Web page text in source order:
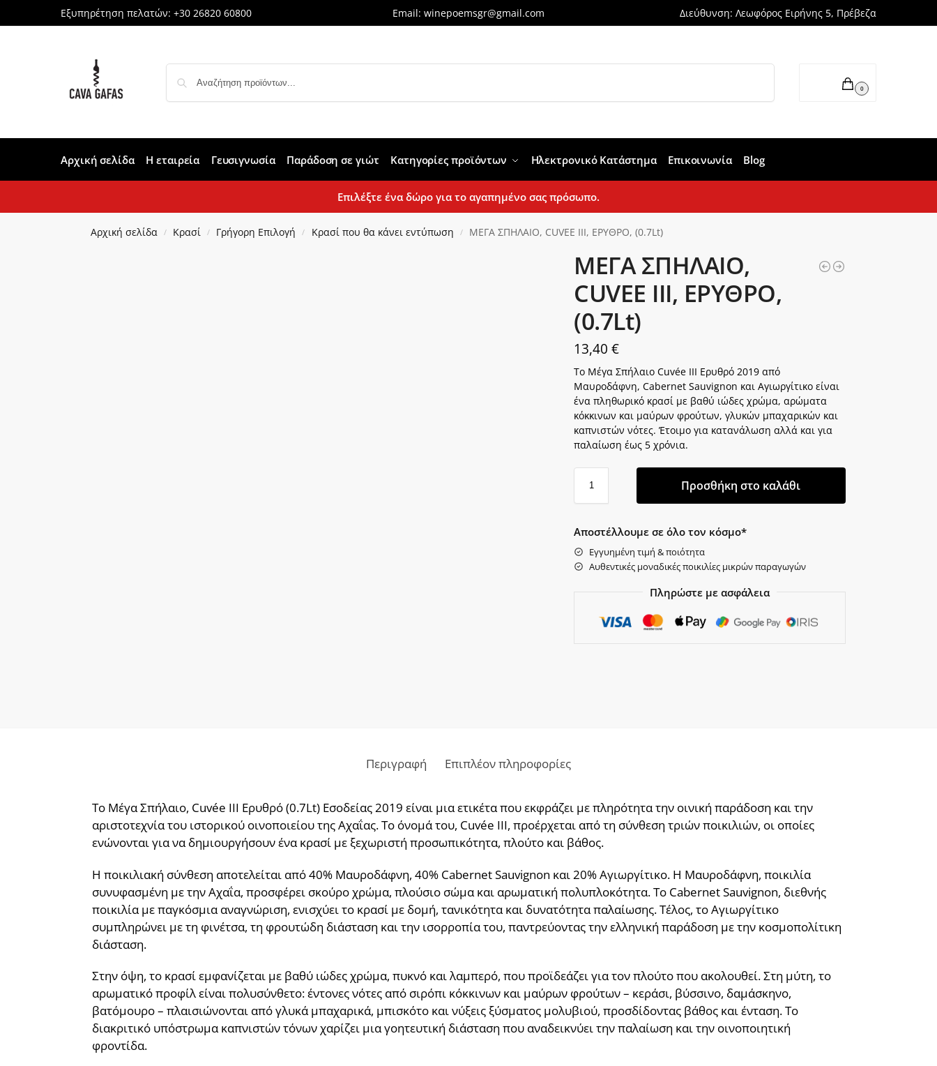
Εξυπηρέτηση πελατών: +30 26820 60800 Email: winepoemsgr@gmail.com Διεύθυνση: Λεωφόρος Ειρήνης 5, Πρέβεζα
0
Αρχική σελίδα Η εταιρεία Γευσιγνωσία Παράδοση σε γιώτ Κατηγορίες προϊόντων Ηλεκτρονικό Κατάστημα Επικοινωνία Blog
Επιλέξτε ένα δώρο για το αγαπημένο σας πρόσωπο.
Αρχική σελίδα / Κρασί / Γρήγορη Επιλογή / Κρασί που θα κάνει εντύπωση / ΜΕΓΑ ΣΠΗΛΑΙΟ, CUVEE III, ΕΡΥΘΡΟ, (0.7Lt)
ΜΕΓΑ ΣΠΗΛΑΙΟ,
CUVEE III, ΕΡΥΘΡΟ,
(0.7Lt)
13,40€
Το Μέγα Σπήλαιο Cuvée III Ερυθρό 2019 από
Μαυροδάφνη, Cabernet Sauvignon και Αγιωργίτικο είναι
ένα πληθωρικό κρασί με βαθύ ιώδες χρώμα, αρώματα
κόκκινων και μαύρων φρούτων, γλυκών μπαχαρικών και
καπνιστών νότες. Έτοιμο για κατανάλωση αλλά και για
παλαίωση έως 5 χρόνια.
Προσθήκη στο καλάθι
Αποστέλλουμε σε όλο τον κόσμο*
Εγγυημένη τιμή & ποιότητα
Αυθεντικές μοναδικές ποικιλίες μικρών παραγωγών
Πληρώστε με ασφάλεια
Περιγραφή Επιπλέον πληροφορίες
Το Μέγα Σπήλαιο, Cuvée III Ερυθρό (0.7Lt) Εσοδείας 2019 είναι μια ετικέτα που εκφράζει με πληρότητα την οινική παράδοση και την
αριστοτεχνία του ιστορικού οινοποιείου της Αχαΐας. Το όνομά του, Cuvée III, προέρχεται από τη σύνθεση τριών ποικιλιών, οι οποίες
ενώνονται για να δημιουργήσουν ένα κρασί με ξεχωριστή προσωπικότητα, πλούτο και βάθος.
Η ποικιλιακή σύνθεση αποτελείται από 40% Μαυροδάφνη, 40% Cabernet Sauvignon και 20% Αγιωργίτικο. Η Μαυροδάφνη, ποικιλία
συνυφασμένη με την Αχαΐα, προσφέρει σκούρο χρώμα, πλούσιο σώμα και αρωματική πολυπλοκότητα. Το Cabernet Sauvignon, διεθνής
ποικιλία με παγκόσμια αναγνώριση, ενισχύει το κρασί με δομή, τανικότητα και δυνατότητα παλαίωσης. Τέλος, το Αγιωργίτικο
συμπληρώνει με τη φινέτσα, τη φρουτώδη διάσταση και την ισορροπία του, παντρεύοντας την ελληνική παράδοση με την κοσμοπολίτικη
διάσταση.
Στην όψη, το κρασί εμφανίζεται με βαθύ ιώδες χρώμα, πυκνό και λαμπερό, που προϊδεάζει για τον πλούτο που ακολουθεί. Στη μύτη, το
αρωματικό προφίλ είναι πολυσύνθετο: έντονες νότες από σιρόπι κόκκινων και μαύρων φρούτων – κεράσι, βύσσινο, δαμάσκηνο,
βατόμουρο – πλαισιώνονται από γλυκά μπαχαρικά, μπισκότο και νύξεις ξύσματος μολυβιού, προσδίδοντας βάθος και ένταση. Το
διακριτικό υπόστρωμα καπνιστών τόνων χαρίζει μια γοητευτική διάσταση που αναδεικνύει την παλαίωση και την οινοποιητική
φροντίδα.